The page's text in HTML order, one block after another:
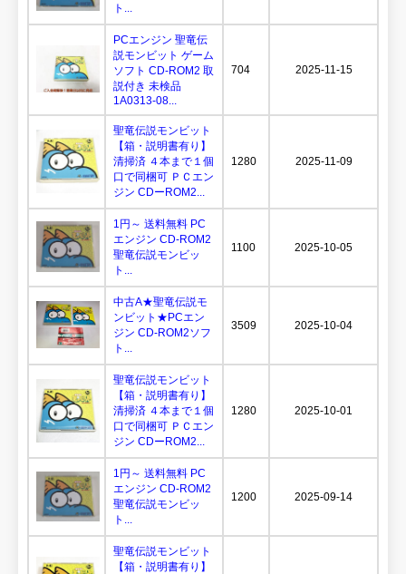
ト...
PCエンジン 聖竜伝
説モンビット ゲーム
ソフト CD-ROM2 取
説付き 未検品
1A0313-08...
704 2025-11-15
聖竜伝説モンビット
【箱・説明書有り】
清掃済 ４本まで１個
口で同梱可 ＰＣエン
ジン CDーROM2...
1280 2025-11-09
1円～ 送料無料 PC
エンジン CD-ROM2
聖竜伝説モンビッ
ト...
1100 2025-10-05
中古A★聖竜伝説モ
ンビット★PCエン
ジン CD-ROM2ソフ
ト...
3509 2025-10-04
聖竜伝説モンビット
【箱・説明書有り】
清掃済 ４本まで１個
口で同梱可 ＰＣエン
ジン CDーROM2...
1280 2025-10-01
1円～ 送料無料 PC
エンジン CD-ROM2
聖竜伝説モンビッ
ト...
1200 2025-09-14
聖竜伝説モンビット
【箱・説明書有り】